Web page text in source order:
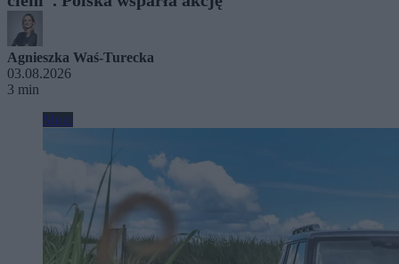
Agnieszka Waś-Turecka
03.08.2026
3 min
Moto